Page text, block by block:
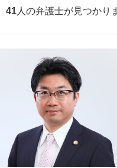
41 人の弁護士が見つかり